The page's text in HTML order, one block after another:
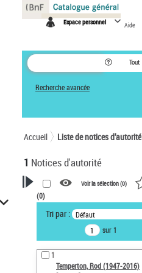
Espace personnel Aide
Tout
Recherche avancée
Accueil Liste de notices d’autorité
1 Notices d'autorité
VOTRE RECHERCHE
Recherche avancée dans les
notices d’autorité
Œuvres liées à l'auteur :
Temperton, Rod (1947-2016)
Voir la sélection (0)
(0)
Tri par : Défaut
sur 1
1
Temperton, Rod (1947-2016)
Panneau de gestion des cookies